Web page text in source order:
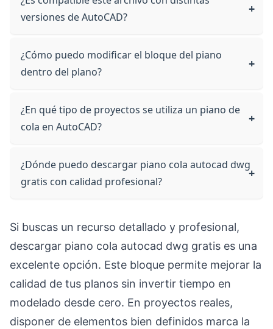
versiones de AutoCAD?
¿Cómo puedo modificar el bloque del piano
dentro del plano?
¿En qué tipo de proyectos se utiliza un piano de
cola en AutoCAD?
¿Dónde puedo descargar piano cola autocad dwg
gratis con calidad profesional?
Si buscas un recurso detallado y profesional,
descargar piano cola autocad dwg gratis es una
excelente opción. Este bloque permite mejorar la
calidad de tus planos sin invertir tiempo en
modelado desde cero. En proyectos reales,
disponer de elementos bien definidos marca la